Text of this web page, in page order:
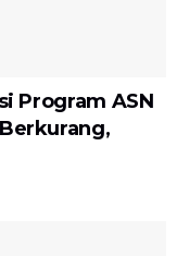
Program ASN